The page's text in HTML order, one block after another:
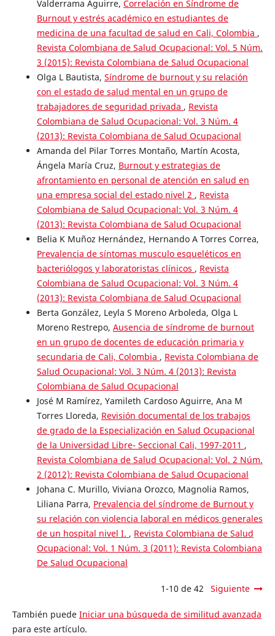
Valderrama Aguirre, Correlación en Síndrome de
Burnout y estrés académico en estudiantes de
medicina de una facultad de salud en Cali, Colombia ,
Revista Colombiana de Salud Ocupacional: Vol. 5 Núm.
3 (2015): Revista Colombiana de Salud Ocupacional
Olga L Bautista, Síndrome de burnout y su relación
con el estado de salud mental en un grupo de
trabajadores de seguridad privada , Revista
Colombiana de Salud Ocupacional: Vol. 3 Núm. 4
(2013): Revista Colombiana de Salud Ocupacional
Amanda del Pilar Torres Montaño, Martín Acosta,
Ángela María Cruz, Burnout y estrategias de
afrontamiento en personal de atención en salud en
una empresa social del estado nivel 2 , Revista
Colombiana de Salud Ocupacional: Vol. 3 Núm. 4
(2013): Revista Colombiana de Salud Ocupacional
Belia K Muñoz Hernández, Hernando A Torres Correa,
Prevalencia de síntomas musculo esqueléticos en
bacteriólogos y laboratoristas clínicos , Revista
Colombiana de Salud Ocupacional: Vol. 3 Núm. 4
(2013): Revista Colombiana de Salud Ocupacional
Berta González, Leyla S Moreno Arboleda, Olga L
Moreno Restrepo, Ausencia de síndrome de burnout
en un grupo de docentes de educación primaria y
secundaria de Cali, Colombia , Revista Colombiana de
Salud Ocupacional: Vol. 3 Núm. 4 (2013): Revista
Colombiana de Salud Ocupacional
José M Ramírez, Yamileth Cardoso Aguirre, Ana M
Torres Lloreda, Revisión documental de los trabajos
de grado de la Especialización en Salud Ocupacional
de la Universidad Libre- Seccional Cali, 1997-2011 ,
Revista Colombiana de Salud Ocupacional: Vol. 2 Núm.
2 (2012): Revista Colombiana de Salud Ocupacional
Johana C. Murillo, Viviana Orozco, Magnolia Ramos,
Liliana Parra, Prevalencia del síndrome de Burnout y
su relación con violencia laboral en médicos generales
de un hospital nivel I. , Revista Colombiana de Salud
Ocupacional: Vol. 1 Núm. 3 (2011): Revista Colombiana
De Salud Ocupacional
1-10 de 42 Siguiente
También puede Iniciar una búsqueda de similitud avanzada
para este artículo.